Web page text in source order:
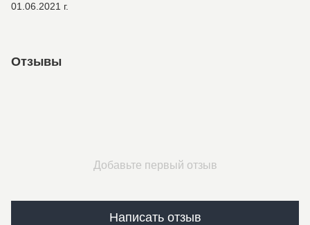
01.06.2021 г.
Отзывы
Добавьте первый отзыв
Написать отзыв